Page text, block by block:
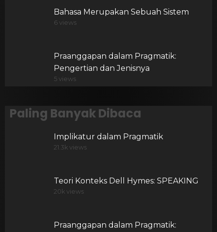
Bahasa Merupakan Sebuah Sistem
6 views
Praanggapan dalam Pragmatik:
Pengertian dan Jenisnya
5 views
Paling Banyak Dibaca
Implikatur dalam Pragmatik
21.3k views
Teori Konteks Dell Hymes: SPEAKING
20k views
Praanggapan dalam Pragmatik: